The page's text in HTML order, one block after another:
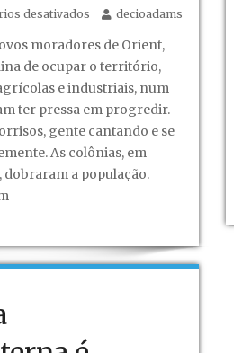
desativados em
Volume
Capítulo
Vinte
anos
decioadams
moradores de Orient,
de ocupar o território,
e industriais, num
ter pressa em progredir.
gente cantando e se
As colônias, em
dobraram a população.